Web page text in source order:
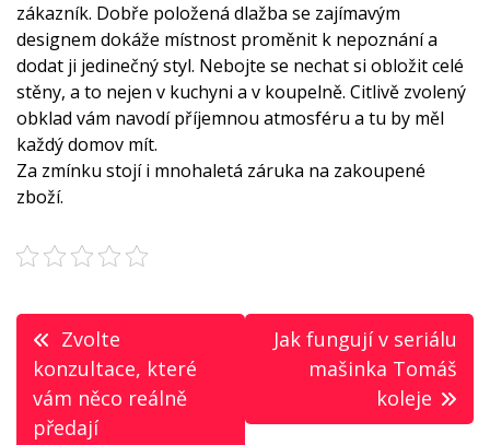
zákazník. Dobře položená dlažba se zajímavým
designem dokáže místnost proměnit k nepoznání a
dodat ji jedinečný styl. Nebojte se nechat si obložit celé
stěny, a to nejen v kuchyni a v koupelně. Citlivě zvolený
obklad vám navodí příjemnou atmosféru a tu by měl
každý domov mít.
Za zmínku stojí i mnohaletá záruka na zakoupené
zboží.
Navigace
pro
příspěvek
Zvolte
konzultace, které
vám něco reálně
předají
Jak fungují v seriálu
mašinka Tomáš
koleje